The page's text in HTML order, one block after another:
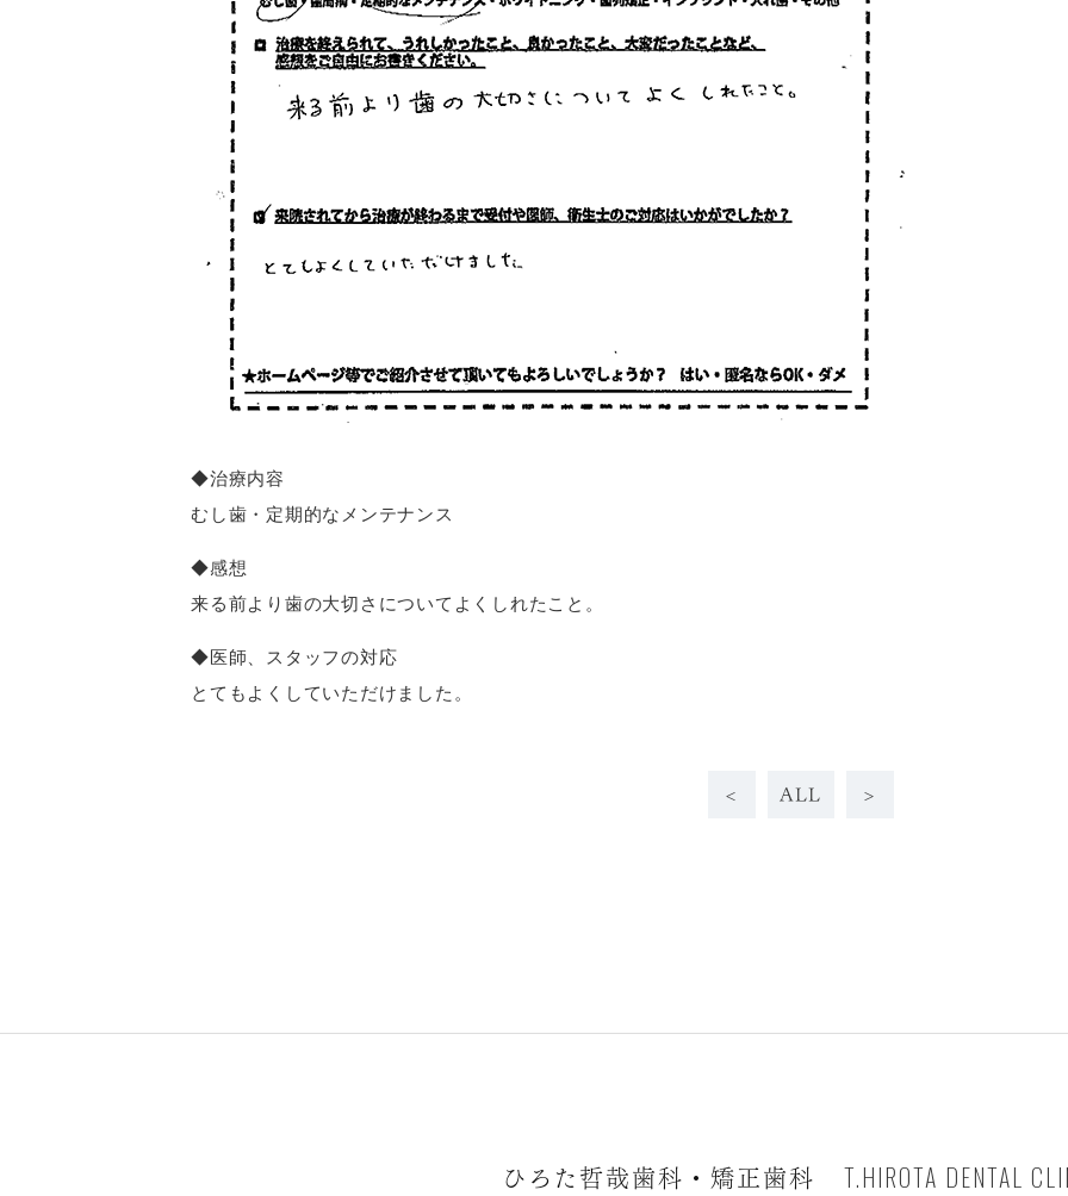
◆治療内容
むし歯・定期的なメンテナンス
◆感想
来る前より歯の大切さについてよくしれたこと。
◆医師、スタッフの対応
とてもよくしていただけました。
< ALL >
ひろた哲哉歯科・矯正歯科 T.HIROTA DENTAL